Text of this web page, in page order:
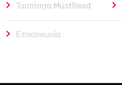
Ταυτότητα MustRead
Επικοινωνία